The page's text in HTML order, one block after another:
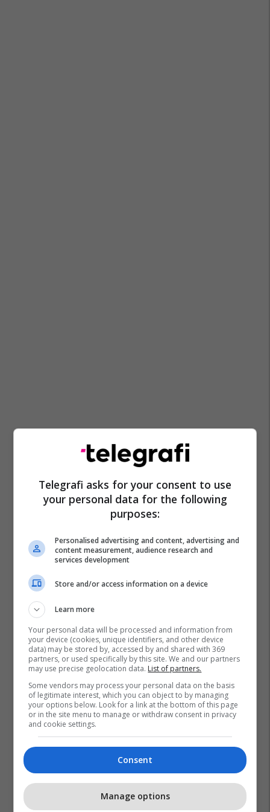
Komuna E Ferizajt Ish-Konvikti Në Ferizaj
Ferizaj
Mkrs
Telegrafi asks for your consent to use
your personal data for the following
purposes:
Personalised advertising and content, advertising and
content measurement, audience research and
services development
Store and/or access information on a device
Learn more
Your personal data will be processed and information from
your device (cookies, unique identifiers, and other device
data) may be stored by, accessed by and shared with 369
partners, or used specifically by this site. We and our partners
may use precise geolocation data. List of partners.
Some vendors may process your personal data on the basis
of legitimate interest, which you can object to by managing
your options below. Look for a link at the bottom of this page
or in the site menu to manage or withdraw consent in privacy
and cookie settings.
Consent
Manage options